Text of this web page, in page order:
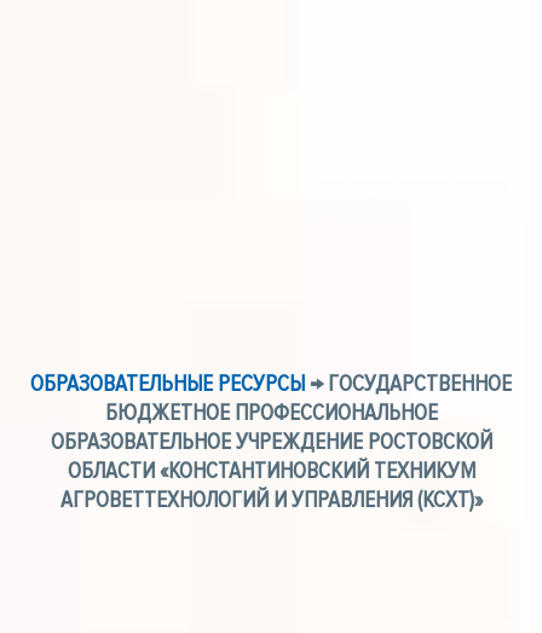
ОБРАЗОВАТЕЛЬНЫЕ РЕСУРСЫ → ГОСУДАРСТВЕННОЕ
БЮДЖЕТНОЕ ПРОФЕССИОНАЛЬНОЕ
ОБРАЗОВАТЕЛЬНОЕ УЧРЕЖДЕНИЕ РОСТОВСКОЙ
ОБЛАСТИ «КОНСТАНТИНОВСКИЙ ТЕХНИКУМ
АГРОВЕТТЕХНОЛОГИЙ И УПРАВЛЕНИЯ (КСХТ)»